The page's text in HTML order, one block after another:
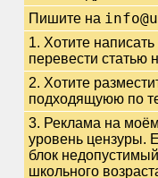
Пишите на
1. Хотите
перевести статью
2. Хотите
подходящуюю по
3. Реклама на
уровень цензуры.
блок
школьного